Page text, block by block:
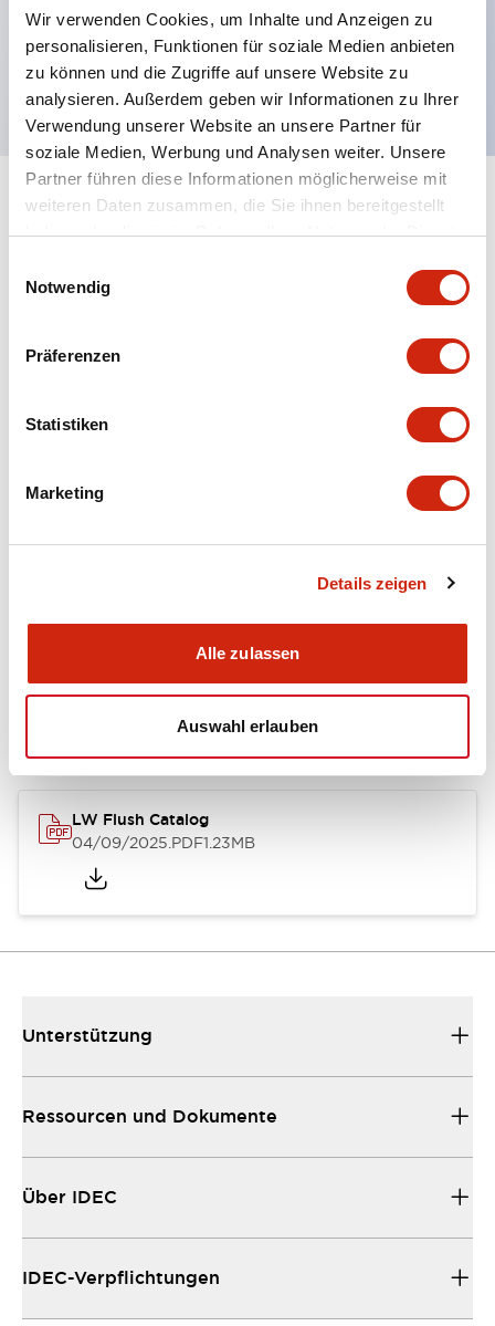
Wir verwenden Cookies, um Inhalte und Anzeigen zu
personalisieren, Funktionen für soziale Medien anbieten
zu können und die Zugriffe auf unsere Website zu
analysieren. Außerdem geben wir Informationen zu Ihrer
Verwendung unserer Website an unsere Partner für
soziale Medien, Werbung und Analysen weiter. Unsere
Partner führen diese Informationen möglicherweise mit
weiteren Daten zusammen, die Sie ihnen bereitgestellt
haben oder die sie im Rahmen Ihrer Nutzung der Dienste
Notwendig
Präferenzen
Statistiken
Marketing
Details zeigen
Alle zulassen
Auswahl erlauben
eine hochsichere Stiftzuhaltungsstruktur
Schutzart IP65 (IEC60529)
Spezifikationen Alle erweitern
portion)
Dokumente und Dateien
Kataloge & Broschüren Genehmigungen & Standards
LW Flush Catalog
04/09/2025.PDF1.23MB
Unterstützung
Ressourcen und Dokumente
Über IDEC
IDEC-Verpflichtungen